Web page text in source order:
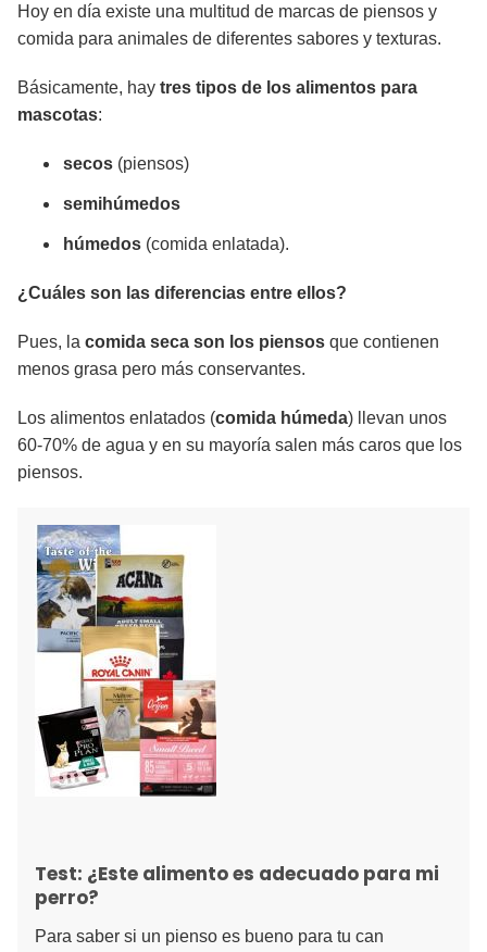
Hoy en día existe una multitud de marcas de piensos y
comida para animales de diferentes sabores y texturas.
Básicamente, hay tres tipos de los alimentos para
mascotas:
secos (piensos)
semihúmedos
húmedos (comida enlatada).
¿Cuáles son las diferencias entre ellos?
Pues, la comida seca son los piensos que contienen
menos grasa pero más conservantes.
Los alimentos enlatados (comida húmeda) llevan unos
60-70% de agua y en su mayoría salen más caros que los
piensos.
Test: ¿Este alimento es adecuado para mi
perro?
Para saber si un pienso es bueno para tu can